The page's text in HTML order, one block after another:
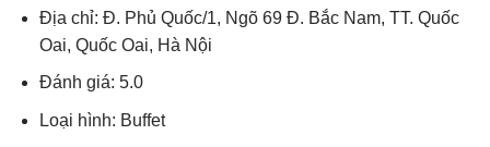
Địa chỉ: Đ. Phủ Quốc/1, Ngõ 69 Đ. Bắc Nam, TT. Quốc
Oai, Quốc Oai, Hà Nội
Đánh giá: 5.0
Loại hình: Buffet